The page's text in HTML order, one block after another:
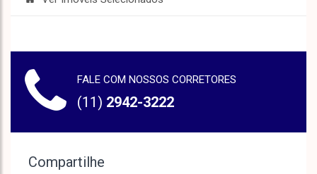
FALE COM NOSSOS CORRETORES
(11) 2942-3222
Compartilhe